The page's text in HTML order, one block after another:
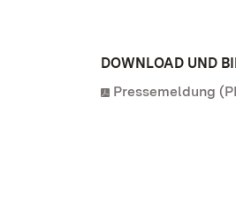
DOWNLOAD UND
Pressemeldung